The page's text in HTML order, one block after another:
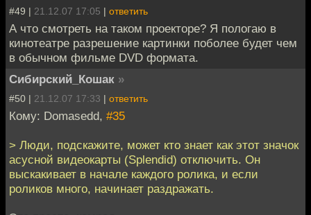
#49 | 21.12.07 17:05 | ответить
А что смотреть на таком проекторе? Я пологаю в
кинотеатре разрешение картинки поболее будет чем
в обычном фильме DVD формата.
Сибирский_Кошак »
#50 | 21.12.07 17:33 | ответить
Кому: Domasedd, #35
> Люди, подскажите, может кто знает как этот значок
асусной видеокарты (Splendid) отключить. Он
выскакивает в начале каждого ролика, и если
роликов много, начинает раздражать.